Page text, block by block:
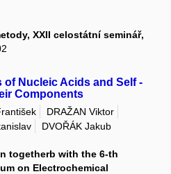
XXII celostátní seminář,
of Nucleic Acids and Self -
Components
DRAŽAN Viktor
DVOŘÁK Jakub
togetherb with the 6-th
on Electrochemical